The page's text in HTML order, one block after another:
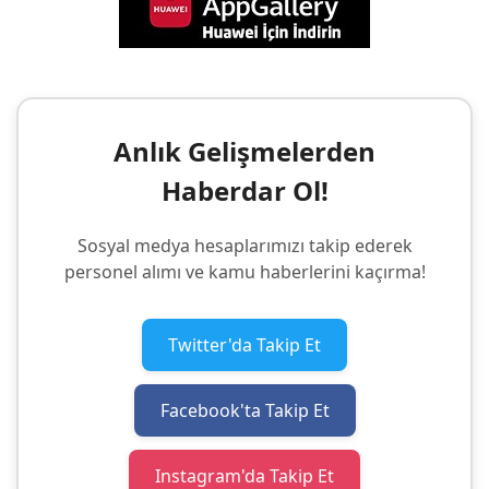
Anlık Gelişmelerden
Haberdar Ol!
Sosyal medya hesaplarımızı takip ederek
personel alımı ve kamu haberlerini kaçırma!
Twitter'da Takip Et
Facebook'ta Takip Et
Instagram'da Takip Et